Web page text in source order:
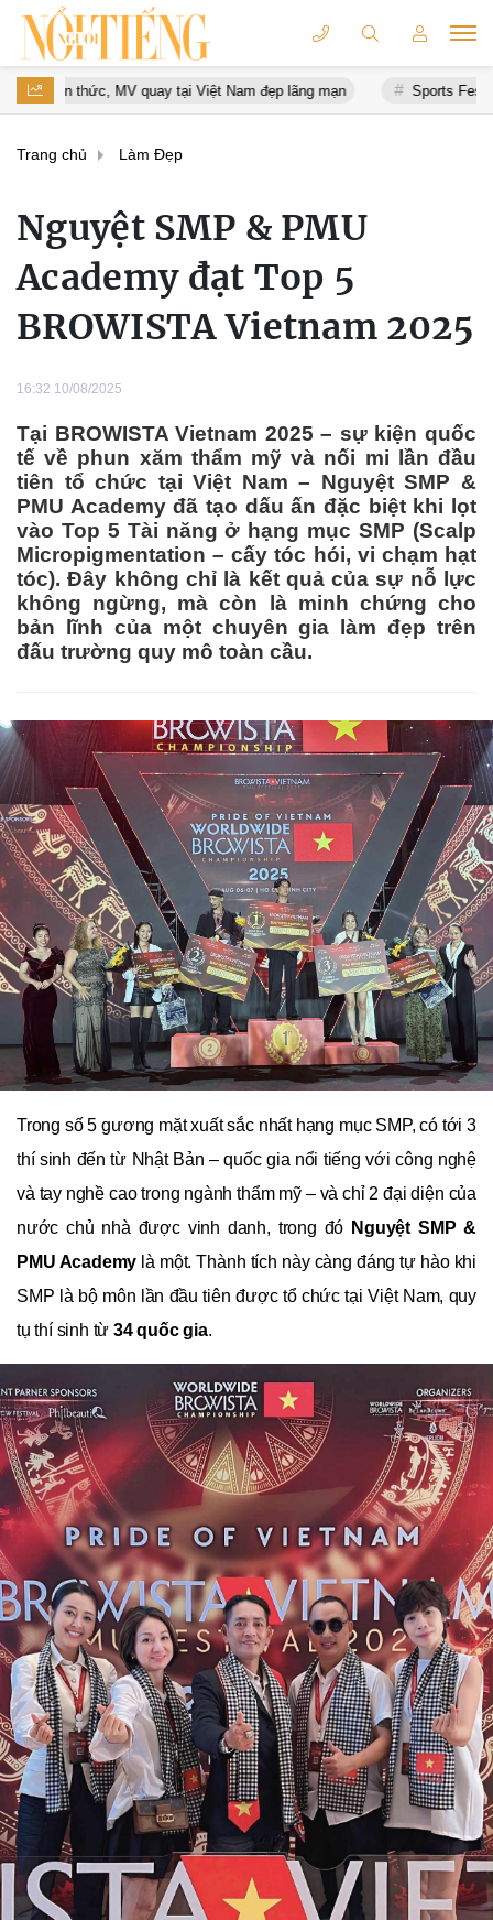
tại Việt Nam đẹp lãng mạn Sports Festival 2026 xác lập Kỷ lục
Trang chủ Làm Đẹp
Nguyệt SMP & PMU
Academy đạt Top 5
BROWISTA Vietnam 2025
16:32 10/08/2025
Tại BROWISTA Vietnam 2025 – sự kiện quốc
tế về phun xăm thẩm mỹ và nối mi lần đầu
tiên tổ chức tại Việt Nam – Nguyệt SMP &
PMU Academy đã tạo dấu ấn đặc biệt khi lọt
vào Top 5 Tài năng ở hạng mục SMP (Scalp
Micropigmentation – cấy tóc hói, vi chạm hạt
tóc). Đây không chỉ là kết quả của sự nỗ lực
không ngừng, mà còn là minh chứng cho
bản lĩnh của một chuyên gia làm đẹp trên
đấu trường quy mô toàn cầu.
Trong số 5 gương mặt xuất sắc nhất hạng mục SMP, có tới 3
thí sinh đến từ Nhật Bản – quốc gia nổi tiếng với công nghệ
và tay nghề cao trong ngành thẩm mỹ – và chỉ 2 đại diện của
nước chủ nhà được vinh danh, trong đó Nguyệt SMP &
PMU Academy là một. Thành tích này càng đáng tự hào khi
SMP là bộ môn lần đầu tiên được tổ chức tại Việt Nam, quy
tụ thí sinh từ34 quốc gia.